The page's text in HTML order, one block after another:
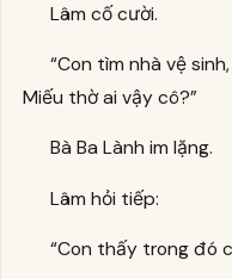
Lâm cố cười.
“Con tìm nhà vệ
Miếu thờ ai vậy cô?”
Bà Ba Lành im lặng.
Lâm hỏi tiếp:
“Con thấy trong đó